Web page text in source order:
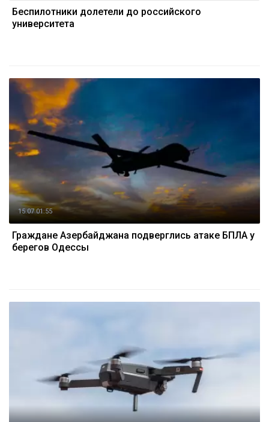
Беспилотники долетели до российского
университета
15.07 01:55
Граждане Азербайджана подверглись атаке БПЛА у
берегов Одессы